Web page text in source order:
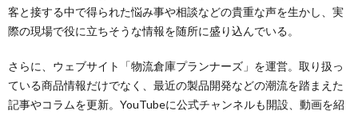
客と接する中で得られた悩み事や相談などの貴重な声を生かし、実
際の現場で役に立ちそうな情報を随所に盛り込んでいる。
さらに、ウェブサイト「物流倉庫プランナーズ」を運営。取り扱っ
ている商品情報だけでなく、最近の製品開発などの潮流を踏まえた
記事やコラムを更新。YouTubeに公式チャンネルも開設、動画を紹